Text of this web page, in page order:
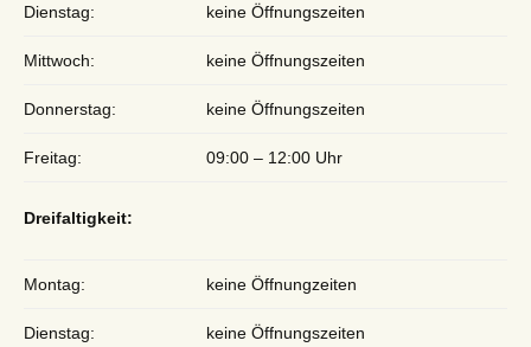
Dienstag: keine Öffnungszeiten
Mittwoch: keine Öffnungszeiten
Donnerstag: keine Öffnungszeiten
Freitag: 09:00 – 12:00 Uhr
Dreifaltigkeit:
Montag: keine Öffnungzeiten
Dienstag: keine Öffnungszeiten